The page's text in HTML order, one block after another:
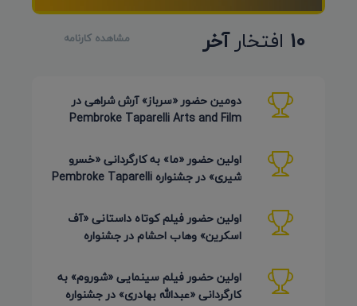
10 افتخارآخر مشاهده کارنامه
دومین حضور «سرباز» آرش شراهی در
Pembroke Taparelli Arts and Film
اولین حضور «ما» به کارگردانی «خسرو
شیری» در جشنواره Pembroke Taparelli
اولین حضور فیلم کوتاه داستانی «آف
اسکرین» وهاب احشام در جشنواره
اولین حضور فیلم سینمایی «شوروم» به
کارگردانی «عبدالله بهادری» در جشنواره